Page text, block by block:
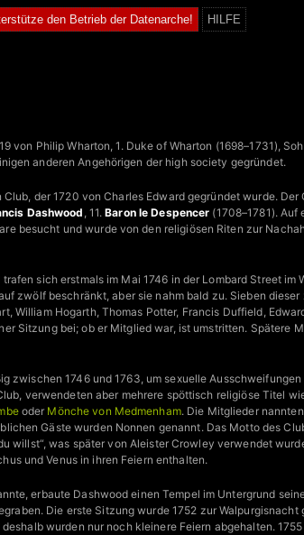
den Betrieb der Datenarche! HILFE
von Philip Wharton, 1. Duke of Wharton (1698–1731),
anderen Angehörigen der high society gegründet.
der 1720 von Charles Edward gegründet wurde. Der
Dashwood , 11.Baron le Despencer (1708–1781). Auf
besucht und wurde von den religiösen Riten zur
sich erstmals im Mai 1746 in der Lombard Street im
zwölf beschränkt, aber sie nahm bald zu. Sieben
William Hogarth, Thomas Potter, Francis Duffield,
Sitzung bei; ob er Mitglied war, ist umstritten. Spätere
zwischen 1746 und 1763, um sexuelle
verwendeten aber mehrere spöttisch religiöse Titel
oder Mönche von Medmenham. Die Mitglieder
Gäste wurden Nonnen genannt. Das Motto des
willst“, was später von Aleister Crowley verwendet
und Venus in ihren Feiern enthalten.
erbaute Dashwood einen Tempel im Untergrund
Die erste Sitzung wurde 1752 zur Walpurgisnacht
wurden nur noch kleinere Feiern abgehalten.